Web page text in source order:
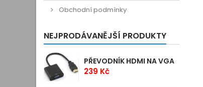
Obchodní podmínky
NEJPRODÁVANĚJŠÍ PRODUKTY
PŘEVODNÍK HDMI NA VGA
239 Kč